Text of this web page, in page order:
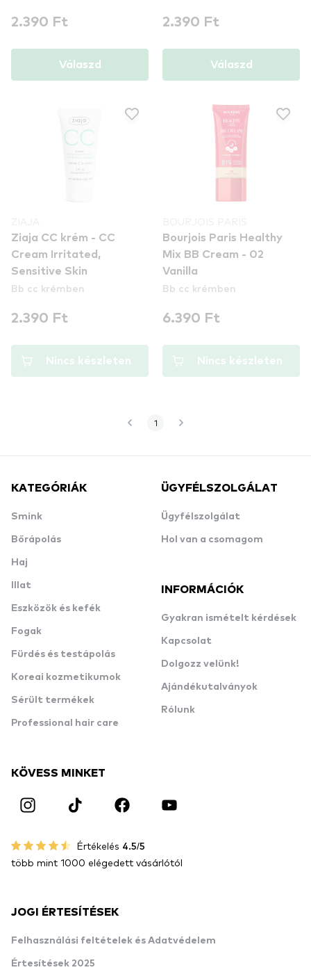
2.390 Ft
Válaszd
2.390 Ft
Válaszd
Ziaja CC krém - CC
Cream Irritated,
Sensitive Skin
Bb cc krémben
2.390 Ft
Nincs készleten
Bourjois Paris Healthy
Mix BB Cream - 02
Vanilla
Bb cc krémben
6.390 Ft
Nincs készleten
1
KATEGÓRIÁK
Smink
Bőrápolás
Haj
Illat
Eszközök és kefék
Fogak
Fürdés és testápolás
Koreai kozmetikumok
Sérült termékek
Professional hair care
ÜGYFÉLSZOLGÁLAT
Ügyfélszolgálat
Hol van a csomagom
INFORMÁCIÓK
Gyakran ismételt kérdések
Kapcsolat
Dolgozz velünk!
Ajándékutalványok
Rólunk
KÖVESS MINKET
Értékelés 4.5/5
több mint 1000 elégedett vásárlótól
JOGI ÉRTESÍTÉSEK
Felhasználási feltételek és Adatvédelem
Értesítések 2025